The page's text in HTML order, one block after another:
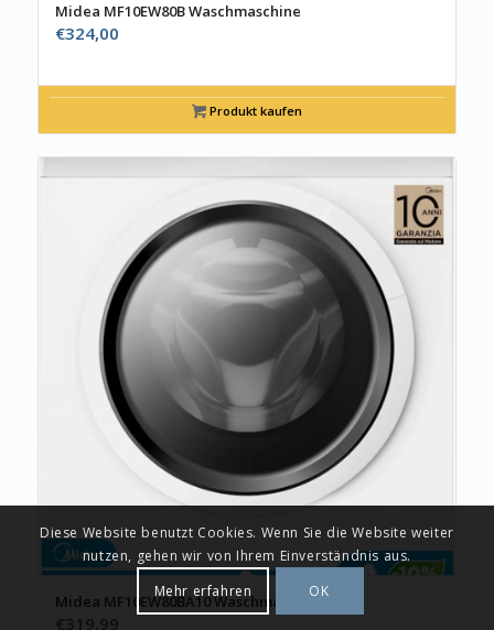
Midea MF10EW80B Waschmaschine
€324,00
Produkt kaufen
Midea MF10EW80BA10 Waschmaschine
€319,99
Diese Website benutzt Cookies. Wenn Sie die Website weiter
nutzen, gehen wir von Ihrem Einverständnis aus.
Mehr erfahren
OK